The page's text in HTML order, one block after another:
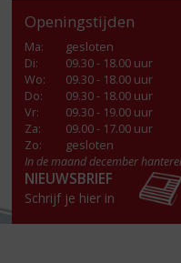
Openingstijden
Ma:
gesloten
Di:
09.30 - 18.00 uur
Wo:
09.30 - 18.00 uur
Do:
09.30 - 18.00 uur
Vr:
09.30 - 19.00 uur
Za:
09.00 - 17.00 uur
Zo:
gesloten
In de maand december
NIEUWSBRIEF
Schrijf je hier in